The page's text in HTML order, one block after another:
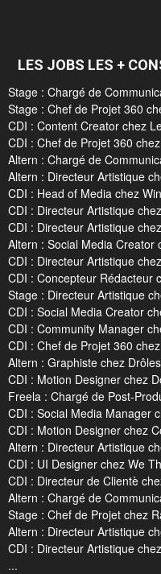
LES JOBS LES +
Stage : Chargé de
Stage : Chef de Projet 360
CDI : Content Creator chez
CDI : Chef de Projet 360
Altern : Chargé de
Altern : Directeur Artistique
CDI : Head of Media chez
CDI : Directeur Artistique
CDI : Directeur Artistique
Altern : Social Media Creator
CDI : Directeur Artistique
CDI : Concepteur Rédacteur
Stage : Directeur Artistique
CDI : Social Media Creator
CDI : Community Manager
CDI : Chef de Projet 360
Altern : Graphiste chez
CDI : Motion Designer chez
Freela : Chargé de Post-
CDI : Social Media Manager
CDI : Motion Designer chez
Altern : Directeur Artistique
CDI : UI Designer chez We
CDI : Directeur de Clientè
Altern : Chargé de
Stage : Chef de Projet chez
Altern : Directeur Artistique
CDI : Directeur Artistique
...